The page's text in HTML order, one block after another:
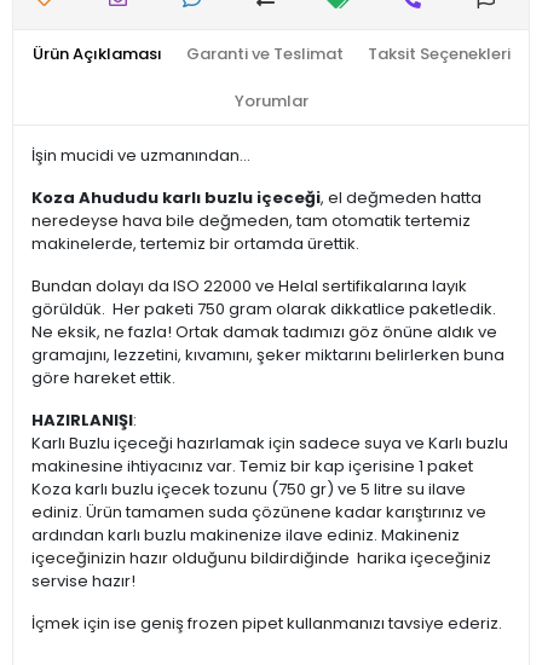
Ürün Açıklaması Garanti ve Teslimat Taksit Seçenekleri
Yorumlar
İşin mucidi ve uzmanından...
Koza Ahududu karlı buzlu içeceği, el değmeden hatta
neredeyse hava bile değmeden, tam otomatik tertemiz
makinelerde, tertemiz bir ortamda ürettik.
Bundan dolayı da ISO 22000 ve Helal sertifikalarına layık
görüldük. Her paketi 750 gram olarak dikkatlice paketledik.
Ne eksik, ne fazla! Ortak damak tadımızı göz önüne aldık ve
gramajını, lezzetini, kıvamını, şeker miktarını belirlerken buna
göre hareket ettik.
HAZIRLANIŞI:
Karlı Buzlu içeceği hazırlamak için sadece suya ve Karlı buzlu
makinesine ihtiyacınız var. Temiz bir kap içerisine 1 paket
Koza karlı buzlu içecek tozunu (750 gr) ve 5 litre su ilave
ediniz. Ürün tamamen suda çözünene kadar karıştırınız ve
ardından karlı buzlu makinenize ilave ediniz. Makineniz
içeceğinizin hazır olduğunu bildirdiğinde harika içeceğiniz
servise hazır!
İçmek için ise geniş frozen pipet kullanmanızı tavsiye ederiz.